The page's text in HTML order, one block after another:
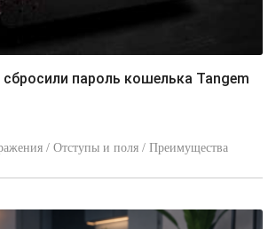
/ Отступы и поля / Преимущества